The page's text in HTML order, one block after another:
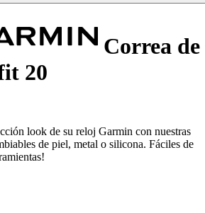
Correa de
20
look de su reloj Garmin con nuestras
de piel, metal o silicona. Fáciles de